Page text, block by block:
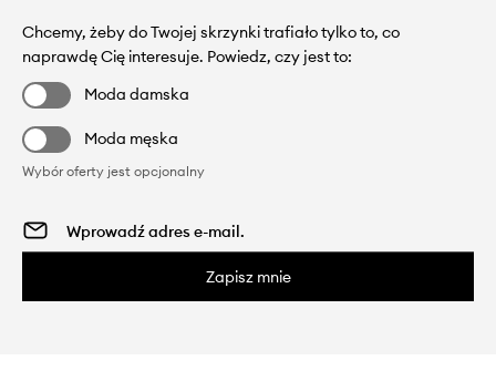
Chcemy, żeby do Twojej skrzynki trafiało tylko to, co
naprawdę Cię interesuje. Powiedz, czy jest to:
Moda damska
Moda męska
Wybór oferty jest opcjonalny
Zapisz mnie